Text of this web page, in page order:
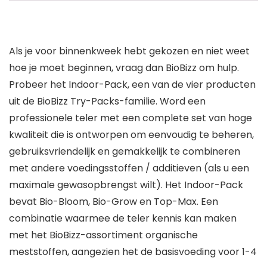
Als je voor binnenkweek hebt gekozen en niet weet
hoe je moet beginnen, vraag dan BioBizz om hulp.
Probeer het Indoor-Pack, een van de vier producten
uit de BioBizz Try-Packs-familie. Word een
professionele teler met een complete set van hoge
kwaliteit die is ontworpen om eenvoudig te beheren,
gebruiksvriendelijk en gemakkelijk te combineren
met andere voedingsstoffen / additieven (als u een
maximale gewasopbrengst wilt). Het Indoor-Pack
bevat Bio-Bloom, Bio-Grow en Top-Max. Een
combinatie waarmee de teler kennis kan maken
met het BioBizz-assortiment organische
meststoffen, aangezien het de basisvoeding voor 1-4